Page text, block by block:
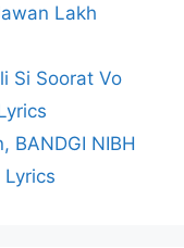
Lakh
Si Soorat Vo
BANDGI NIBH
Lyrics